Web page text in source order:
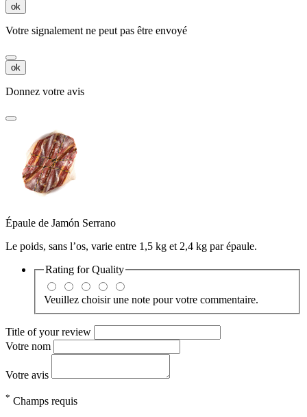
ok
Votre signalement ne peut pas être envoyé
ok
Donnez votre avis
Épaule de Jamón Serrano
Le poids, sans l’os, varie entre 1,5 kg et 2,4 kg par épaule.
Rating forQuality
Veuillez choisir une note pour votre commentaire.
Title of your review
Votre nom
Votre avis
* Champs requis